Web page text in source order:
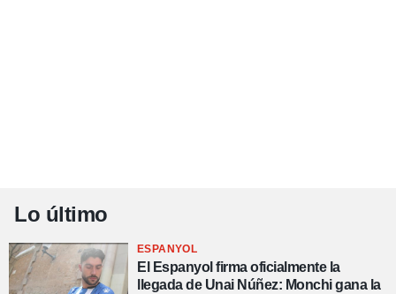
Lo último
ESPANYOL
El Espanyol firma oficialmente la
llegada de Unai Núñez: Monchi gana la